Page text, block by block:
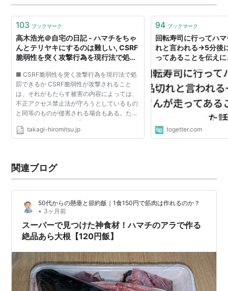
103 ブックマーク
高木浩光＠自宅の日記 - ハマチをちゃ
んとテリヤキにするのは難しい, CSRF
脆弱性を突く攻撃行為を現行法で処罰
■ CSRF脆弱性を突く攻撃行為を現行法で処
罰できるか CSRF脆弱性が攻撃されること
は、それがもたらす被害の内容によっては、
不正アクセス禁止法が守ろうとしているもの
と同等のものが侵害される場合もある。たと
えば、本人でなければ見ることのできないは
ずの情報が、CSRF脆弱性を突く罠を仕掛け
takagi-hiromitsu.jp
94 ブックマーク
回転寿司に行ってハ
れと言われる→5分後
ってあることを伝え
togetter.com
関連ブログ
50代からの懸垂と節約飯｜1食150円で筋肉は作れるのか？
• 3ヶ月前
スーパーで見つけた神食材！ハマチのアラで作る
絶品あら大根【120円飯】